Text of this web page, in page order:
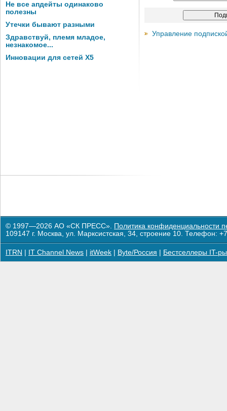
Не все апдейты одинаково
полезны
Утечки бывают разными
Здравствуй, племя младое,
незнакомое...
Инновации для сетей X5
Управление
© 1997—2026 АО «СК ПРЕСС». Политика конфиденциальности
109147 г. Москва, ул. Марксистская, 34, строение 10. Телефон:
ITRN IT Channel News itWeek Byte/Россия Бестселлеры IT-